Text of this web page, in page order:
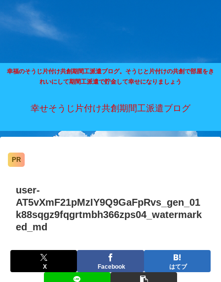
幸福のそうじ片付け共創期間工派遣ブログ。そうじと片付けの共創で部屋をき
れいにして期間工派遣で貯金して幸せになりましょう
幸せそうじ片付け共創期間工派遣ブログ
PR
user-
AT5vXmF21pMzIY9Q9GaFpRvs_gen_01
k88sqgz9fqgrtmbh366zps04_watermark
ed_md
X Facebook はてブ